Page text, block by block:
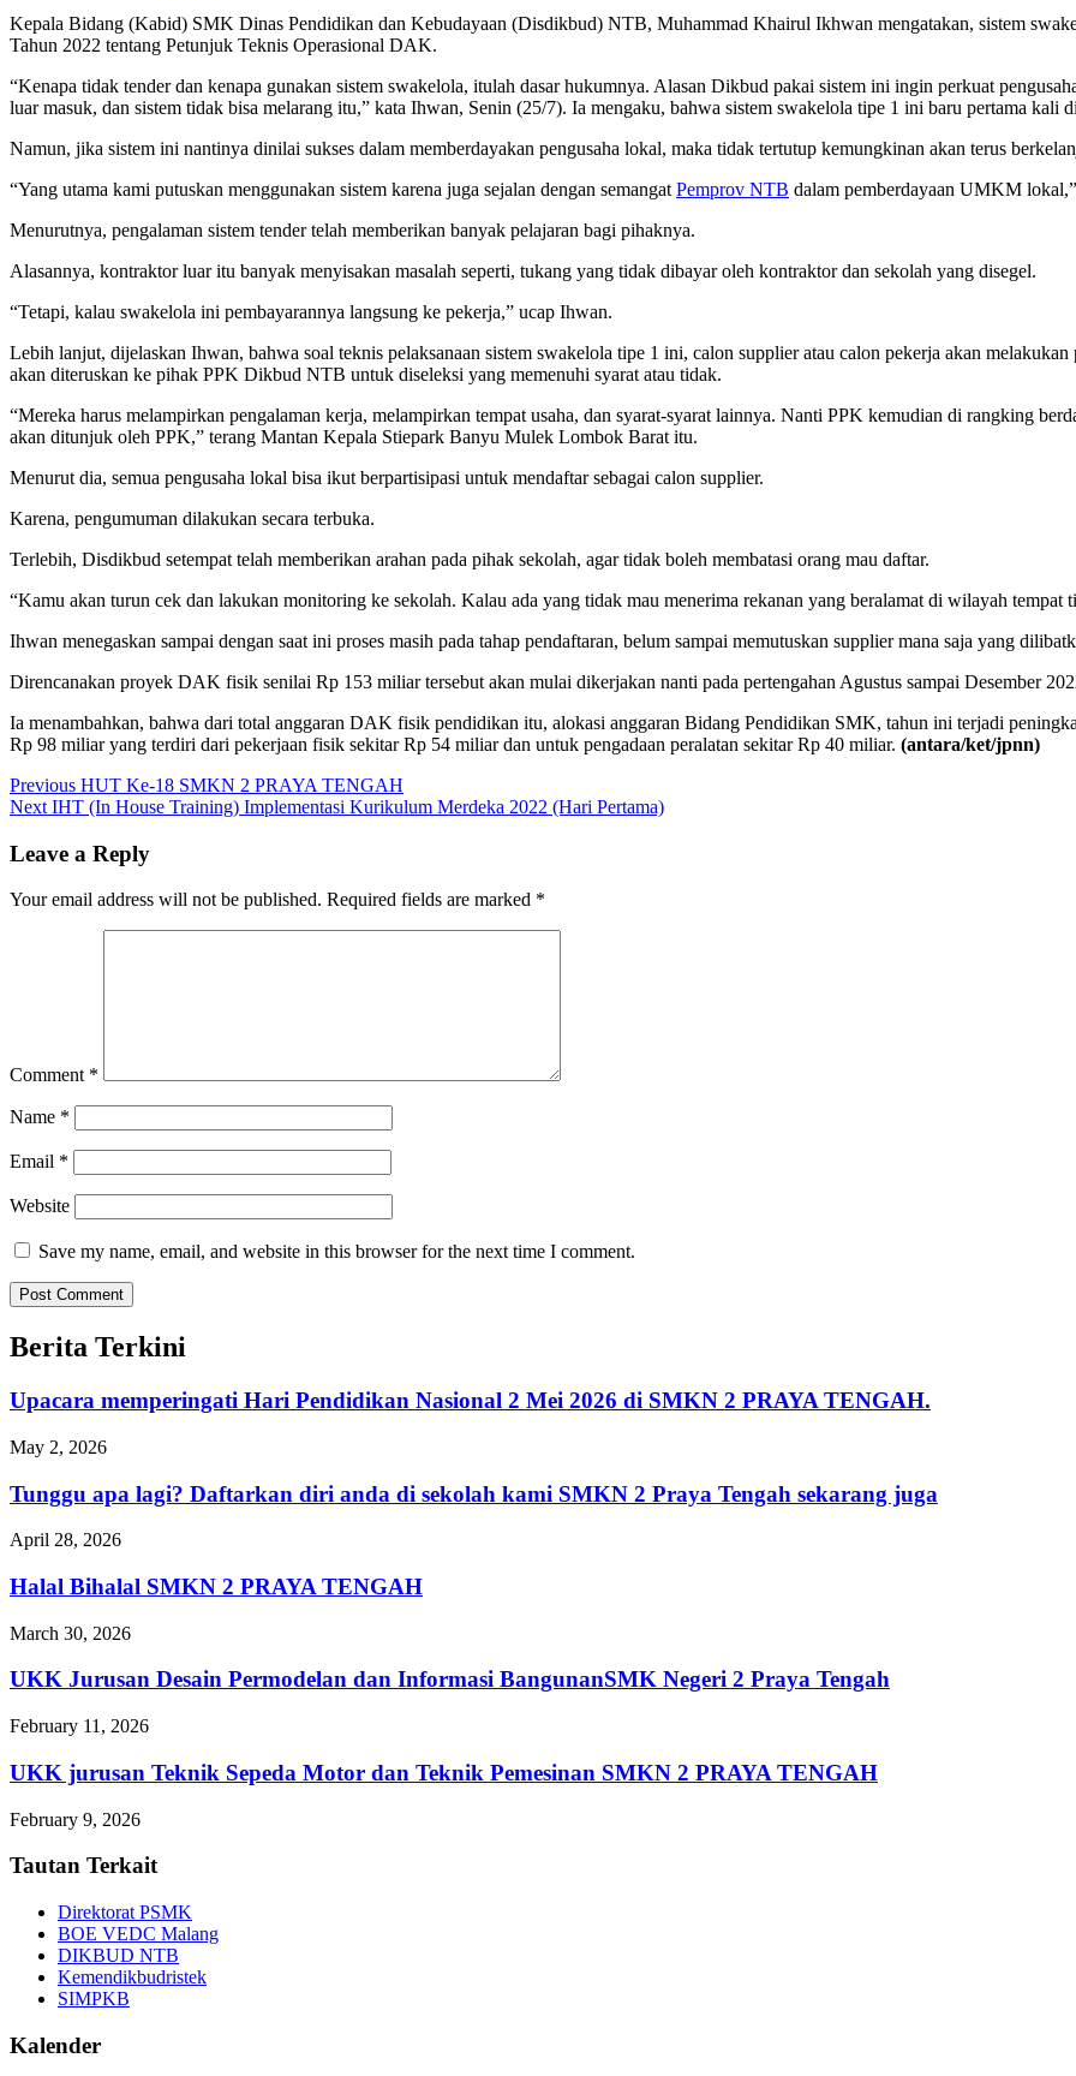
Kepala Bidang (Kabid) SMK Dinas Pendidikan dan Kebudayaan (Disdikbud) NTB, Muhammad Khairul Ikhwan mengatakan, sistem
Tahun 2022 tentang Petunjuk Teknis Operasional DAK.
“Kenapa tidak tender dan kenapa gunakan sistem swakelola, itulah dasar hukumnya. Alasan Dikbud pakai sistem ini ingin perkuat
luar masuk, dan sistem tidak bisa melarang itu,” kata Ihwan, Senin (25/7). Ia mengaku, bahwa sistem swakelola tipe 1 ini baru pertama kali
Namun, jika sistem ini nantinya dinilai sukses dalam memberdayakan pengusaha lokal, maka tidak tertutup kemungkinan akan terus
“Yang utama kami putuskan menggunakan sistem karena juga sejalan dengan semangat Pemprov NTB dalam pemberdayaan UMKM
Menurutnya, pengalaman sistem tender telah memberikan banyak pelajaran bagi pihaknya.
Alasannya, kontraktor luar itu banyak menyisakan masalah seperti, tukang yang tidak dibayar oleh kontraktor dan sekolah yang disegel.
“Tetapi, kalau swakelola ini pembayarannya langsung ke pekerja,” ucap Ihwan.
Lebih lanjut, dijelaskan Ihwan, bahwa soal teknis pelaksanaan sistem swakelola tipe 1 ini, calon supplier atau calon pekerja akan
akan diteruskan ke pihak PPK Dikbud NTB untuk diseleksi yang memenuhi syarat atau tidak.
“Mereka harus melampirkan pengalaman kerja, melampirkan tempat usaha, dan syarat-syarat lainnya. Nanti PPK kemudian di rangking
akan ditunjuk oleh PPK,” terang Mantan Kepala Stiepark Banyu Mulek Lombok Barat itu.
Menurut dia, semua pengusaha lokal bisa ikut berpartisipasi untuk mendaftar sebagai calon supplier.
Karena, pengumuman dilakukan secara terbuka.
Terlebih, Disdikbud setempat telah memberikan arahan pada pihak sekolah, agar tidak boleh membatasi orang mau daftar.
“Kamu akan turun cek dan lakukan monitoring ke sekolah. Kalau ada yang tidak mau menerima rekanan yang beralamat di wilayah
Ihwan menegaskan sampai dengan saat ini proses masih pada tahap pendaftaran, belum sampai memutuskan supplier mana saja yang
Direncanakan proyek DAK fisik senilai Rp 153 miliar tersebut akan mulai dikerjakan nanti pada pertengahan Agustus sampai Desember
Ia menambahkan, bahwa dari total anggaran DAK fisik pendidikan itu, alokasi anggaran Bidang Pendidikan SMK, tahun ini terjadi
Rp 98 miliar yang terdiri dari pekerjaan fisik sekitar Rp 54 miliar dan untuk pengadaan peralatan sekitar Rp 40 miliar. (antara/ket/jpnn)
Post
navigation
Previous Previous
post:
HUT Ke-18 SMKN 2 PRAYA TENGAH
Next Next
IHT (In House Training) Implementasi Kurikulum Merdeka 2022 (Hari Pertama)
Leave a Reply
Your email address will not be published. Required fields are marked *
Comment *
Name *
Email *
Website
Save my name, email, and website in this browser for the next time I comment.
Berita Terkini
Upacara memperingati Hari Pendidikan Nasional 2 Mei 2026 di SMKN 2 PRAYA TENGAH.
May 2, 2026
Tunggu apa lagi? Daftarkan diri anda di sekolah kami SMKN 2 Praya Tengah sekarang juga
April 28, 2026
Halal Bihalal SMKN 2 PRAYA TENGAH
March 30, 2026
UKK Jurusan Desain Permodelan dan Informasi BangunanSMK Negeri 2 Praya Tengah
February 11, 2026
UKK jurusan Teknik Sepeda Motor dan Teknik Pemesinan SMKN 2 PRAYA TENGAH
February 9, 2026
Tautan Terkait
Direktorat PSMK
BOE VEDC Malang
DIKBUD NTB
Kemendikbudristek
SIMPKB
Kalender